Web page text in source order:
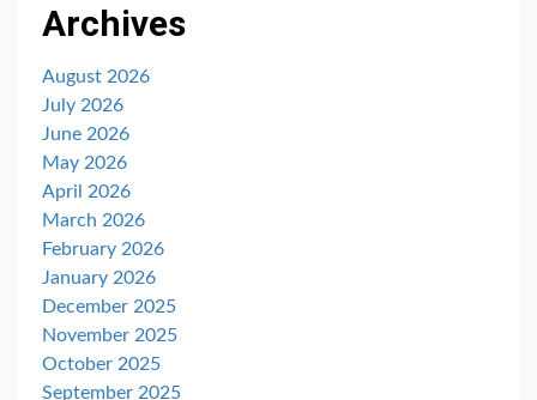
Archives
August 2026
July 2026
June 2026
May 2026
April 2026
March 2026
February 2026
January 2026
December 2025
November 2025
October 2025
September 2025